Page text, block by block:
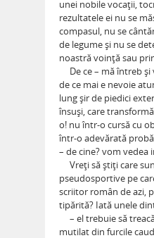
unei nobile vocaţii,
rezultatele ei nu se
compasul, nu se
de legume şi nu se
noastră voinţă sau
De ce – mă întreb şi
de ce mai e nevoie
lung şir de piedici
însuşi, care
o! nu într-o cursă cu
într-o adevărată
– de cine? vom vedea
Vreţi să ştiţi care
pseudosportive pe
scriitor român de azi,
tipărită? Iată unele
– el trebuie să
mutilat din furcile